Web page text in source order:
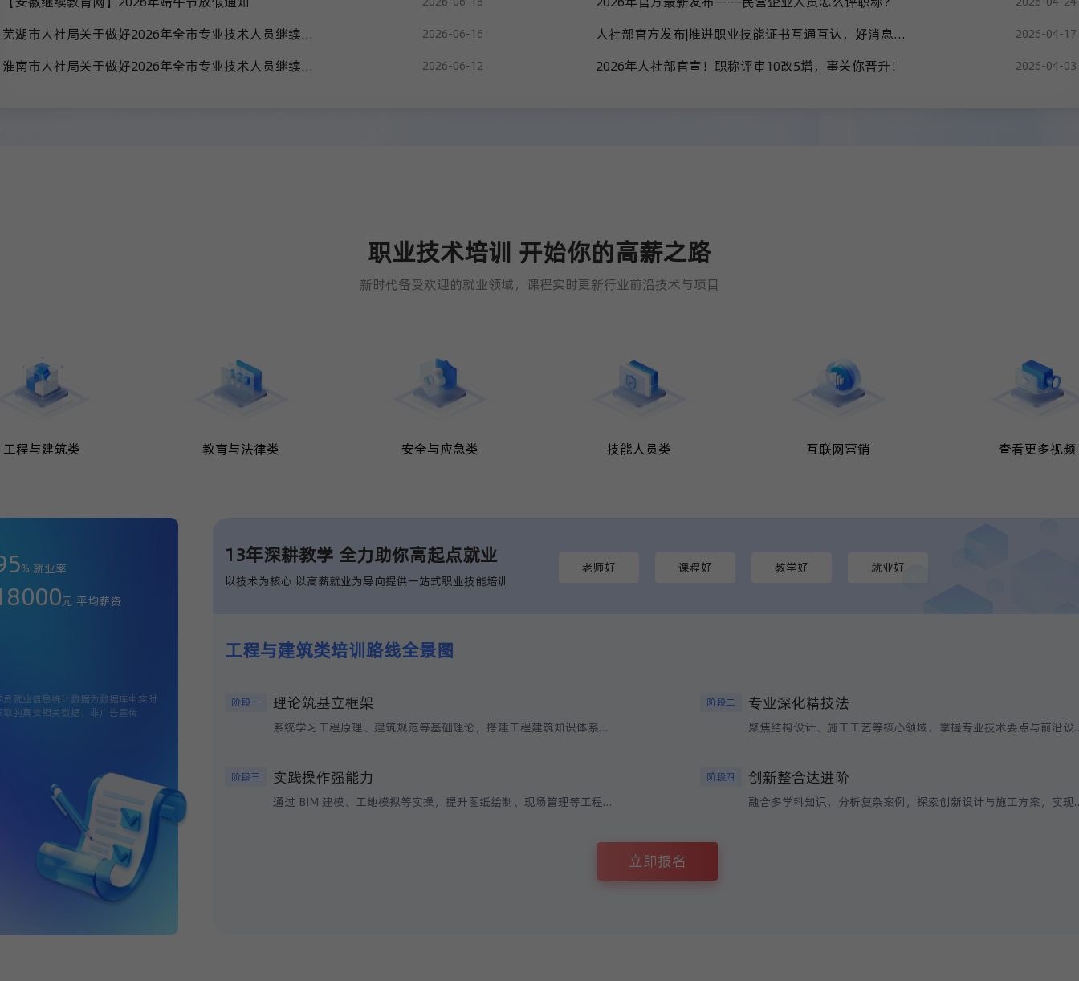
芜湖市人社局关于做好2026年全市专业技术人员继续教育工作的通知 2026-06-16
淮南市人社局关于做好2026年全市专业技术人员继续教育工作的通知 2026-06-12
人社部官方发布|推进职业技能证书互通互认，好消息一图get 2026-04-17
2026年人社部官宣！职称评审10改5增，事关你晋升！ 2026-04-03
职业技术培训 开始你的高薪之路
新时代备受欢迎的就业领域，课程实时更新行业前沿技术与项目
工程与建筑类 教育与法律类 安全与应急类 技能人员类 互联网营销 查看更多视频
% 就业率
元 平均薪资
员就业信息统计数据为数据库中实时
取的真实相关数据，非广告宣传
13年深耕教学 全力助你高起点就业
以技术为核心 以高薪就业为导向提供一站式职业技能培训
老师好 课程好 教学好 就业好
工程与建筑类培训路线全景图
阶段一 理论筑基立框架
系统学习工程原理、建筑规范等基础理论，搭建工程建筑知识体系框架。
阶段二 专业深化精技法
聚焦结构设计、施工
阶段三 实践操作强能力
通过 BIM 建模、工地模拟等实操，提升图纸绘制、现场管理等工程应用能力。
阶段四 创新整合达进阶
融合多学科知识，分析
立即报名